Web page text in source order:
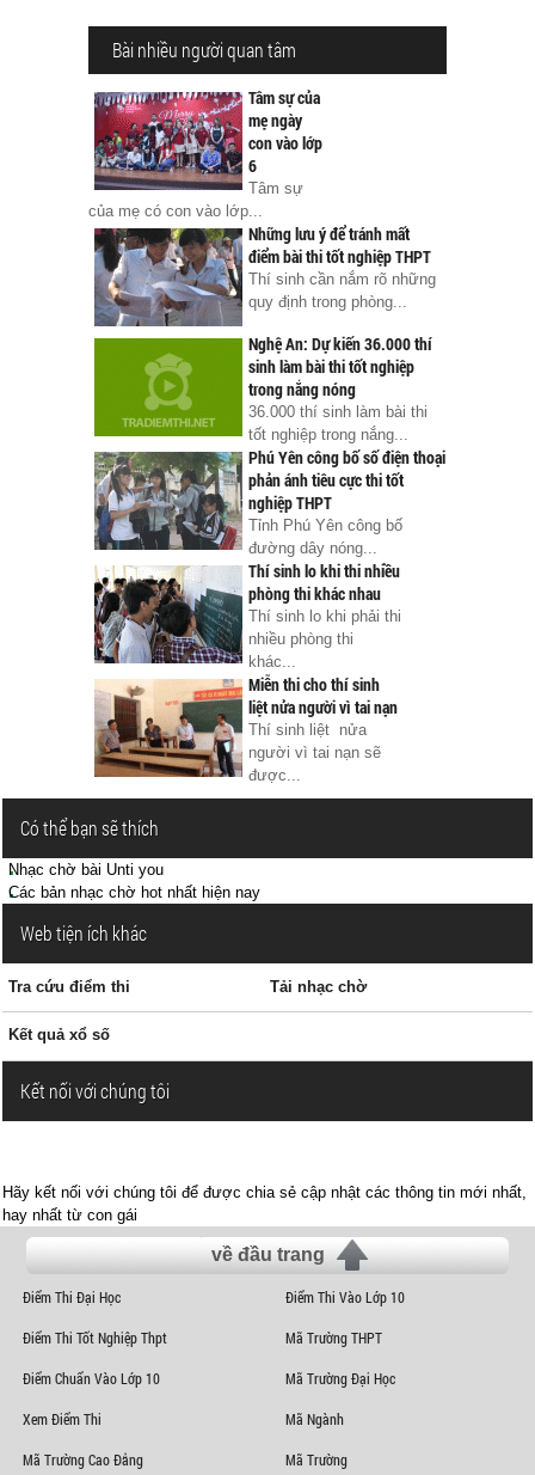
Bài nhiều người quan tâm
Tâm sự của
mẹ ngày
con vào lớp
6
Tâm sự
của mẹ có con vào lớp...
Những lưu ý để tránh mất
điểm bài thi tốt nghiệp THPT
Thí sinh cần nắm rõ những
quy định trong phòng...
Nghệ An: Dự kiến 36.000 thí
sinh làm bài thi tốt nghiệp
trong nắng nóng
36.000 thí sinh làm bài thi
tốt nghiệp trong nắng...
Phú Yên công bố số điện thoại
phản ánh tiêu cực thi tốt
nghiệp THPT
Tỉnh Phú Yên công bố
đường dây nóng...
Thí sinh lo khi thi nhiều
phòng thi khác nhau
Thí sinh lo khi phải thi
nhiều phòng thi
khác...
Miễn thi cho thí sinh
liệt nửa người vì tai nạn
Thí sinh liệt nửa
người vì tai nạn sẽ
được...
Có thể bạn sẽ thích
Nhạc chờ bài Unti you
Các bản nhạc chờ hot nhất hiện nay
Web tiện ích khác
Tra cứu điểm thi Tải nhạc chờ
Kết quả xổ số
Kết nối với chúng tôi
Hãy kết nối với chúng tôi để được chia sẻ cập nhật các thông tin mới nhất,
hay nhất từ con gái
về đầu trang
Điểm Thi Đại Học Điểm Thi Vào Lớp 10
Điểm Thi Tốt Nghiệp Thpt Mã Trường THPT
Điểm Chuẩn Vào Lớp 10 Mã Trường Đại Học
Xem Điểm Thi Mã Ngành
Mã Trường Cao Đẳng Mã Trường